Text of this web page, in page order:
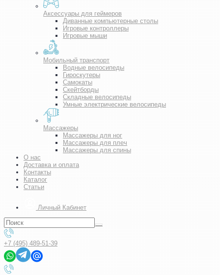
Аксессуары для геймеров
Диванные компьютерные столы
Игровые контроллеры
Игровые мыши
Мобильный транспорт
Водные велосипеды
Гироскутеры
Самокаты
Скейтборды
Складные велосипеды
Умные электрические велосипеды
Массажеры
Массажеры для ног
Массажеры для плеч
Массажеры для спины
О нас
Доставка и оплата
Контакты
Каталог
Статьи
Личный Кабинет
+7 (495) 489-51-39